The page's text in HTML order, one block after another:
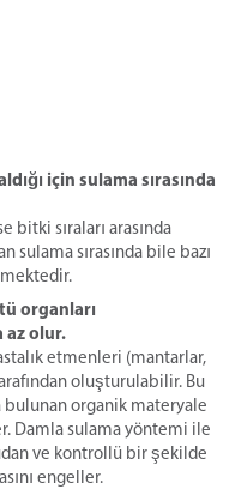
için sulama sırasında
bitki sıraları arasında
sulama sırasında bile bazı
organları
az olur.
etmenleri (mantarlar,
oluşturulabilir. Bu
organik materyale
Damla sulama yöntemi ile
ve kontrollü bir şekilde
engeller.